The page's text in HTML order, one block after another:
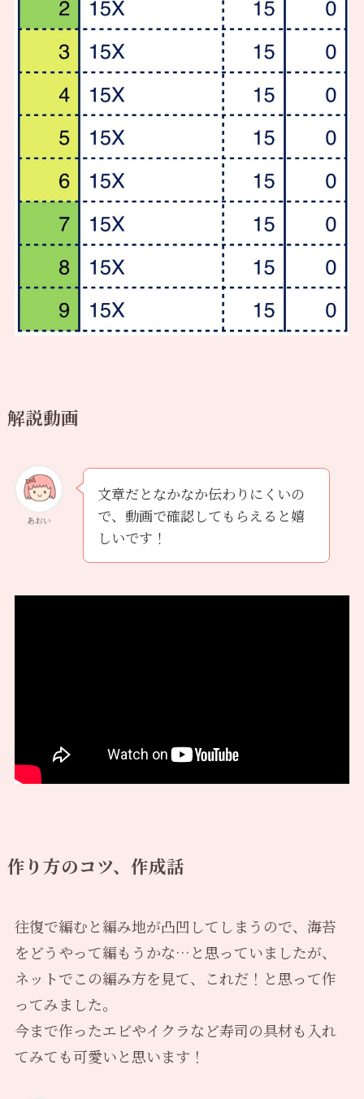
解説動画
あおい
文章だとなかなか伝わりにくいの
で、動画で確認してもらえると嬉
しいです！
作り方のコツ、作成話
往復で編むと編み地が凸凹してしまうので、海苔
をどうやって編もうかな…と思っていましたが、
ネットでこの編み方を見て、これだ！と思って作
ってみました。
今まで作ったエビやイクラなど寿司の具材も入れ
てみても可愛いと思います！